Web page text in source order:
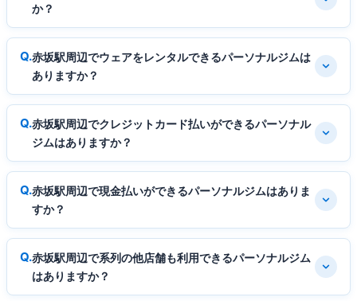
か？
赤坂駅周辺でウェアをレンタルできるパーソナルジムは
ありますか？
赤坂駅周辺でクレジットカード払いができるパーソナル
ジムはありますか？
赤坂駅周辺で現金払いができるパーソナルジムはありま
すか？
赤坂駅周辺で系列の他店舗も利用できるパーソナルジム
はありますか？